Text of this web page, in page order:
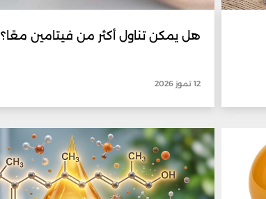
هل يمكن تناول أكثر من فيتامين معًا؟
12 تموز 2026